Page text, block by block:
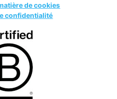
de cookies
confidentialité